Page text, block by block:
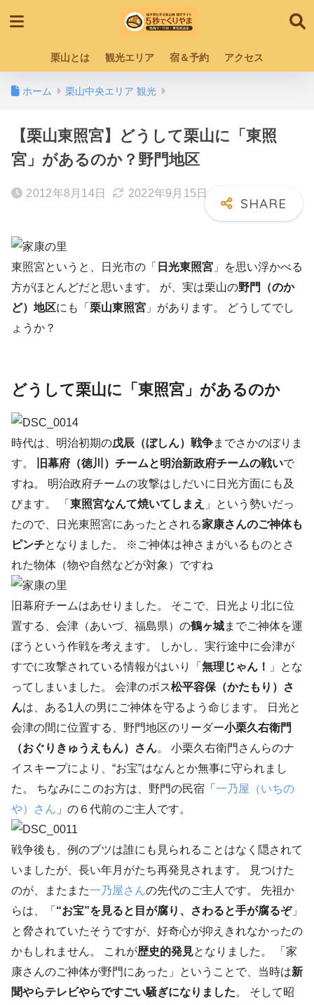
栗山とは 観光エリア 宿＆予約 アクセス
ホーム 栗山中央エリア 観光
【栗山東照宮】どうして栗山に「東照
宮」があるのか？野門地区
2012年8月14日 2022年9月15日
東照宮というと、日光市の「 日光東照宮 」を思い浮かべる
方がほとんどだと思います。 が、実は栗山の野門（のか
ど）地区にも「 栗山東照宮 」があります。 どうしてでし
ょうか？
どうして栗山に「東照宮」があるのか
時代は、明治初期の戊辰（ぼしん）戦争までさかのぼりま
す。
旧幕府（徳川）チームと明治新政府チームの戦いで
すね。 明治政府チームの攻撃はしだいに日光方面にも及
びます。 「 東照宮なんて焼いてしまえ 」という勢いだっ
たので、日光東照宮にあったとされる家康さんのご神体も
ピンチとなりました。 ※ご神体は神さまがいるものとさ
れた物体（物や自然などが対象）ですね
旧幕府チームはあせりました。 そこで、日光より北に位
置する、会津（あいづ、福島県）の鶴ヶ城までご神体を運
ぼうという作戦を考えます。 しかし、実行途中に会津が
すでに攻撃されている情報がはいり「 無理じゃん！
」とな
ってしまいました。 会津のボス松平容保（かたもり）さ
んは、ある1人の男にご神体を守るよう命じます。 日光と
会津の間に位置する、野門地区のリーダー小栗久右衛門
（おぐりきゅうえもん）さん。 小栗久右衛門さんらのナ
イスキープにより、“お宝”はなんとか無事に守られまし
た。 ちなみにこのお方は、野門の民宿「 一乃屋（いちの
や）さん 」の６代前のご主人です。
戦争後も、例のブツは誰にも見られることはなく隠されて
いましたが、長い年月がたち再発見されます。 見つけた
のが、またまた一乃屋さんの先代のご主人です。 先祖か
らは、「 “お宝”を見ると目が腐り、さわると手が腐るぞ」
と脅されていたそうですが、好奇心が抑えきれなかったの
かもしれません。 これが歴史的発見となりました。 「家
康さんのご神体が野門にあった」ということで、当時は新
聞やらテレビやらですごい騒ぎになりました。 そして昭